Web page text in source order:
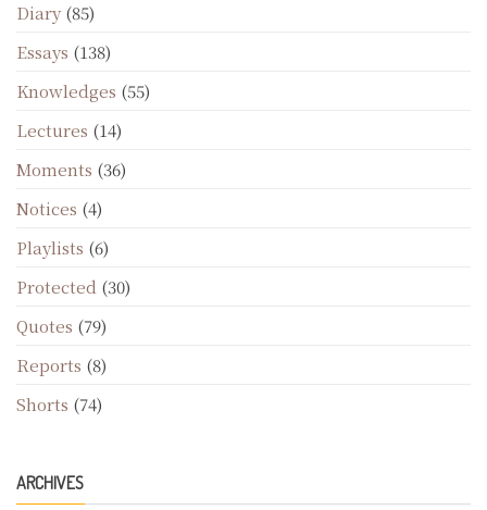
Diary (85)
Essays (138)
Knowledges (55)
Lectures (14)
Moments (36)
Notices (4)
Playlists (6)
Protected (30)
Quotes (79)
Reports (8)
Shorts (74)
ARCHIVES